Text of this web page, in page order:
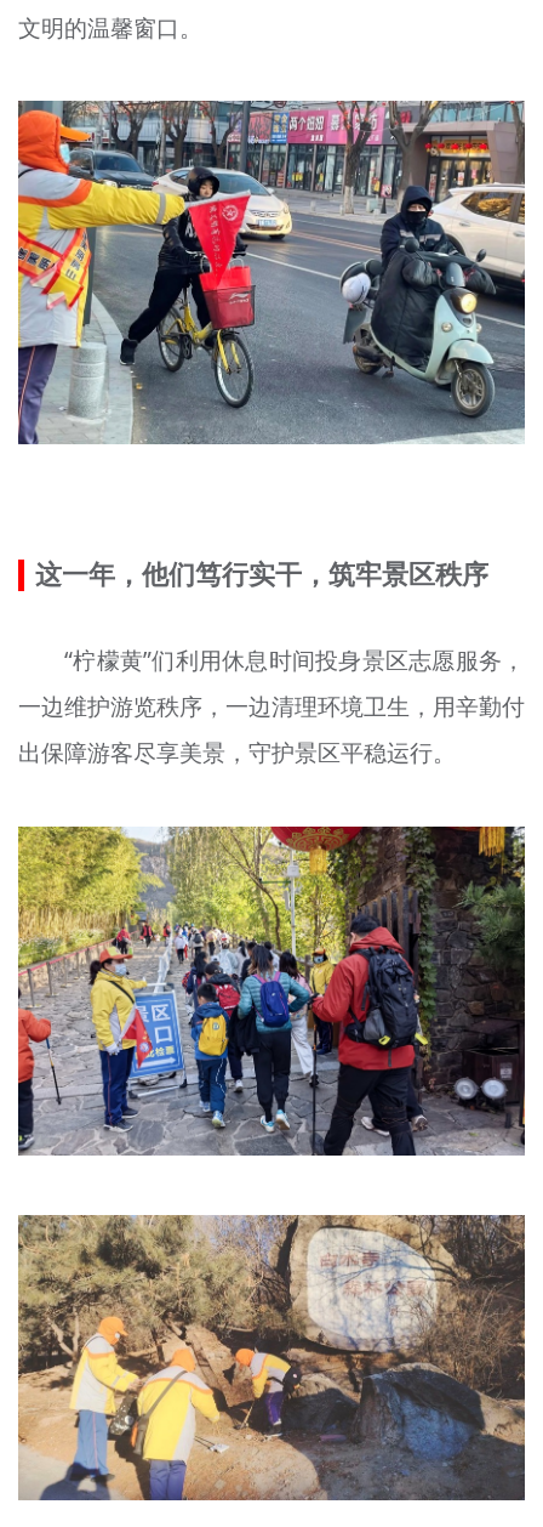
资料库
文明的温馨窗口。
这一年，他们笃行实干，筑牢景区秩序
“柠檬黄”们利用休息时间投身景区志愿服务，
一边维护游览秩序，一边清理环境卫生，用辛勤付
出保障游客尽享美景，守护景区平稳运行。